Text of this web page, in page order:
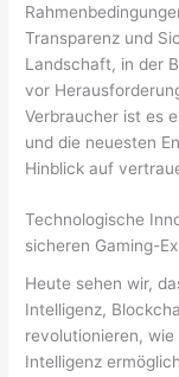
Transparenz und
Landschaft, in der
vor
Verbraucher ist es
und die neuesten
Hinblick auf
Technologische
sicheren Gaming-
Heute sehen wir,
Intelligenz,
revolutionieren,
Intelligenz